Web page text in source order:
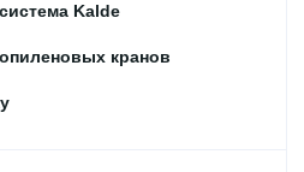
Kalde
кранов